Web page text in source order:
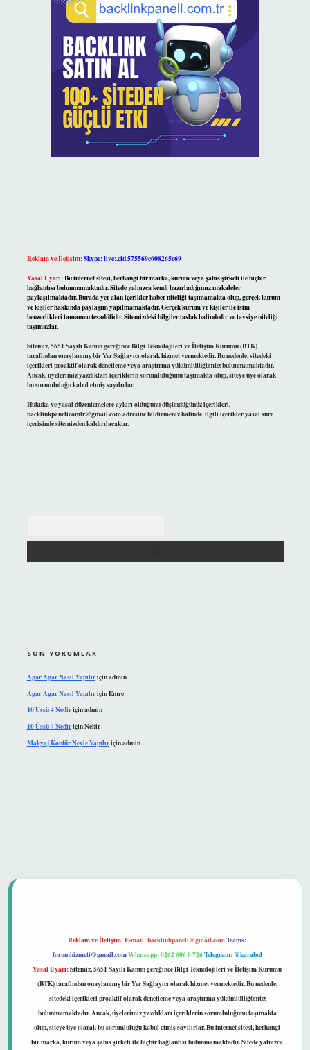
Reklam ve İletişim:Skype: live:.cid.575569c608265c69
Yasal Uyarı:Bu internet sitesi, herhangi bir marka, kurum veya şahıs şirketi ile hiçbir
bağlantısı bulunmamaktadır. Sitede yalnızca kendi hazırladığımız makaleler
paylaşılmaktadır. Burada yer alan içerikler haber niteliği taşımamakta olup, gerçek kurum
ve kişiler hakkında paylaşım yapılmamaktadır. Gerçek kurum ve kişiler ile isim
benzerlikleri tamamen tesadüfidir. Sitemizdeki bilgiler taslak halindedir ve tavsiye niteliği
taşımazlar.
Sitemiz, 5651 Sayılı Kanun gereğince Bilgi Teknolojileri ve İletişim Kurumu (BTK)
tarafından onaylanmış bir Yer Sağlayıcı olarak hizmet vermektedir. Bu nedenle, sitedeki
içerikleri proaktif olarak denetleme veya araştırma yükümlülüğümüz bulunmamaktadır.
Ancak, üyelerimiz yazdıkları içeriklerin sorumluluğunu taşımakta olup, siteye üye olarak
bu sorumluluğu kabul etmiş sayılırlar.
Hukuka ve yasal düzenlemelere aykırı olduğunu düşündüğünüz içerikleri,
backlinkpanelicomtr@gmail.comadresine bildirmeniz halinde, ilgili içerikler yasal süre
içerisinde sitemizden kaldırılacaktır.
SON YORUMLAR
Agar Agar Nasıl Yapılıriçinadmin
Agar Agar Nasıl YapılıriçinEmre
10 Üssü 4 Nediriçinadmin
10 Üssü 4 NediriçinNehir
Makyaj Kontür Neyle Yapılıriçinadmin
Reklam ve İletişim:E-mail:backlinkpaneli@gmail.comTeams:
forumhizmeti@gmail.comWhatsapp: 0262 606 0 726Telegram: @karabul
Yasal Uyarı:Sitemiz, 5651 Sayılı Kanun gereğince Bilgi Teknolojileri ve İletişim Kurumu
(BTK) tarafından onaylanmış bir Yer Sağlayıcı olarak hizmet vermektedir. Bu nedenle,
sitedeki içerikleri proaktif olarak denetleme veya araştırma yükümlülüğümüz
bulunmamaktadır. Ancak, üyelerimiz yazdıkları içeriklerin sorumluluğunu taşımakta
olup, siteye üye olarak bu sorumluluğu kabul etmiş sayılırlar. Bu internet sitesi, herhangi
bir marka, kurum veya şahıs şirketi ile hiçbir bağlantısı bulunmamaktadır. Sitede yalnızca